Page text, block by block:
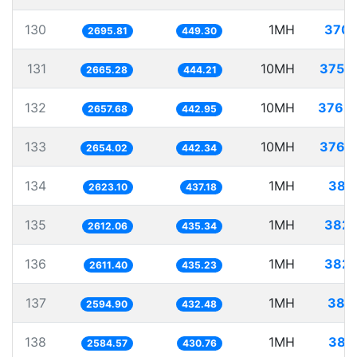
130 2695.81 449.30 1MH
131 2665.28 444.21 10MH
132 2657.68 442.95 10MH
133 2654.02 442.34 10MH
134 2623.10 437.18 1MH
135 2612.06 435.34 1MH
136 2611.40 435.23 1MH
137 2594.90 432.48 1MH
138 2584.57 430.76 1MH